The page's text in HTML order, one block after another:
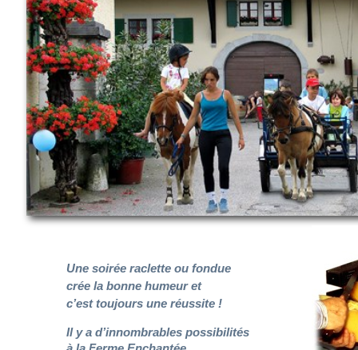
Une soirée raclette ou fondue
crée la bonne humeur et
c’est toujours une réussite !
Il y a d’innombrables possibilités